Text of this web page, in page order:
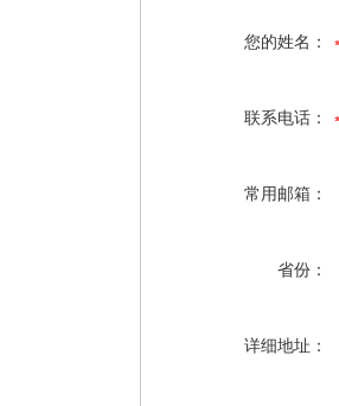
您的姓名：
联系电话：
常用邮箱：
省份：
详细地址：